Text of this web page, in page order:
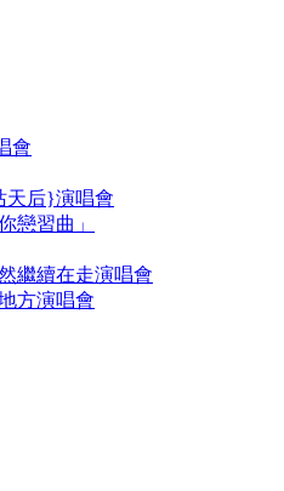
會
天后}演唱會
戀習曲」
繼續在走演唱會
方演唱會